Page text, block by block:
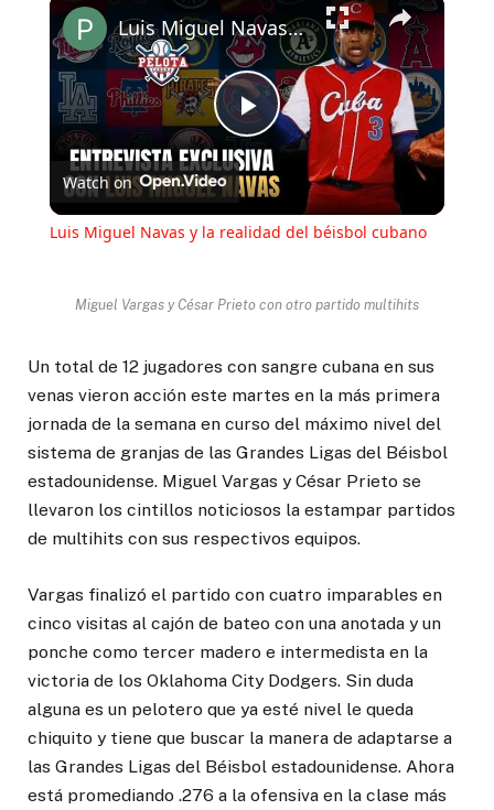
Play
Video
Luis Miguel Navas y la realidad del béisbol cubano
Watch on
Luis Miguel Navas y la realidad del béisbol cubano
Miguel Vargas y César Prieto con otro partido multihits
Un total de 12 jugadores con sangre cubana en sus
venas vieron acción este martes en la más primera
jornada de la semana en curso del máximo nivel del
sistema de granjas de las Grandes Ligas del Béisbol
estadounidense. Miguel Vargas y César Prieto se
llevaron los cintillos noticiosos la estampar partidos
de multihits con sus respectivos equipos.
Vargas finalizó el partido con cuatro imparables en
cinco visitas al cajón de bateo con una anotada y un
ponche como tercer madero e intermedista en la
victoria de los Oklahoma City Dodgers. Sin duda
alguna es un pelotero que ya esté nivel le queda
chiquito y tiene que buscar la manera de adaptarse a
las Grandes Ligas del Béisbol estadounidense. Ahora
está promediando .276 a la ofensiva en la clase más